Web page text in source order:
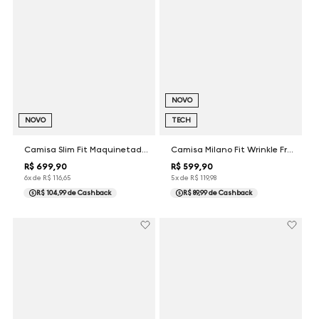
R$ 699 90
6x de R$ 116,65
NOVO
R$ 104,99de Cashback
R$ 599 90
5x de R$ 119,98
NOVO
TECH
R$ 89,99de Cashback